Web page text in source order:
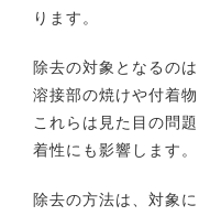
ります。
除去の対象となるの
溶接部の焼けや付着物
これらは見た目の問
着性にも影響します。
除去の方法は、対象